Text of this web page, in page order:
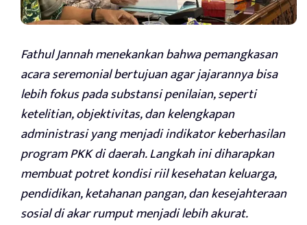
Fathul Jannah menekankan bahwa pemangkasan
acara seremonial bertujuan agar jajarannya bisa
lebih fokus pada substansi penilaian, seperti
ketelitian, objektivitas, dan kelengkapan
administrasi yang menjadi indikator keberhasilan
program PKK di daerah. Langkah ini diharapkan
membuat potret kondisi riil kesehatan keluarga,
pendidikan, ketahanan pangan, dan kesejahteraan
sosial di akar rumput menjadi lebih akurat.